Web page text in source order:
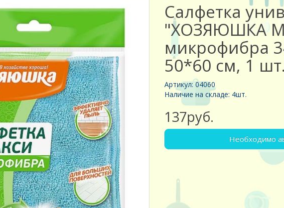
Салфетка
"ХОЗЯЮШКА
микрофибра
50*60 см, 1 шт.
Артикул: 04060
Наличие на складе: 4шт.
137руб.
Необходимо